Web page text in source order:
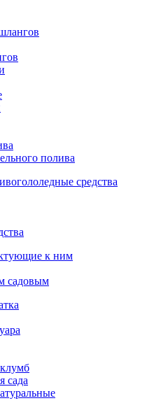
полива
средства
к ним
садовым
сада